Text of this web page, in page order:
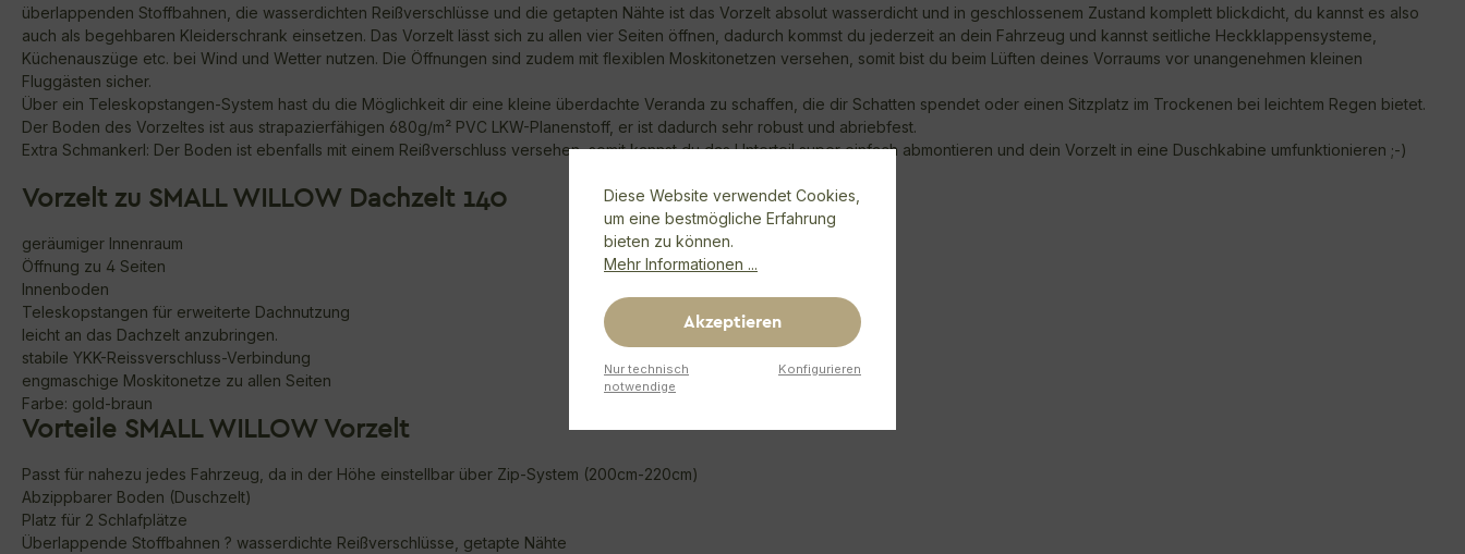
überlappenden Stoffbahnen, die wasserdichten Reißverschlüsse und die getapten Nähte ist das Vorzelt absolut wasserdicht und in geschlossenem Zustand komplett blickdicht, du kannst es also
auch als begehbaren Kleiderschrank einsetzen. Das Vorzelt lässt sich zu allen vier Seiten öffnen, dadurch kommst du jederzeit an dein Fahrzeug und kannst seitliche Heckklappensysteme,
Küchenauszüge etc. bei Wind und Wetter nutzen. Die Öffnungen sind zudem mit flexiblen Moskitonetzen versehen, somit bist du beim Lüften deines Vorraums vor unangenehmen kleinen
Fluggästen sicher.
Über ein Teleskopstangen-System hast du die Möglichkeit dir eine kleine überdachte Veranda zu schaffen, die dir Schatten spendet oder einen Sitzplatz im Trockenen bei leichtem Regen bietet.
Der Boden des Vorzeltes ist aus strapazierfähigen 680g/m² PVC LKW-Planenstoff, er ist dadurch sehr robust und abriebfest.
Extra Schmankerl: Der Boden ist ebenfalls mit einem Reißverschluss versehen, somit kannst du das Unterteil super einfach abmontieren und dein Vorzelt in eine Duschkabine umfunktionieren ;-)
Vorzelt zu SMALL WILLOW Dachzelt 140
geräumiger Innenraum
Öffnung zu 4 Seiten
Innenboden
Teleskopstangen für erweiterte Dachnutzung
leicht an das Dachzelt anzubringen.
stabile YKK-Reissverschluss-Verbindung
engmaschige Moskitonetze zu allen Seiten
Farbe: gold-braun
Vorteile SMALL WILLOW Vorzelt
Passt für nahezu jedes Fahrzeug, da in der Höhe einstellbar über Zip-System (200cm-220cm)
Abzippbarer Boden (Duschzelt)
Platz für 2 Schlafplätze
Überlappende Stoffbahnen ? wasserdichte Reißverschlüsse, getapte Nähte
Diese Website verwendet Cookies,
um eine bestmögliche Erfahrung
bieten zu können.
Mehr Informationen ...
Akzeptieren
Nur technisch
notwendige
Konfigurieren